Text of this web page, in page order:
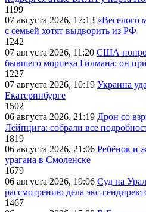
1199
07 августа 2026, 17:13 «Веселого
с семьей хотят выдворить из РФ
1242
07 августа 2026, 11:20 США
бывшего морпеха Гилмана: он
1227
07 августа 2026, 10:19 Украина
Екатеринбурге
1502
06 августа 2026, 21:19 Дрон со
Лейпцига: собрали все
1819
06 августа 2026, 21:06 Ребёнок и
урагана в Смоленске
1679
06 августа 2026, 19:06 Суд на
рассмотрению дела экс-
1467